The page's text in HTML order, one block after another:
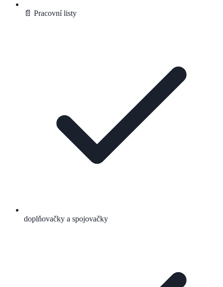
📄 Pracovní listy
doplňovačky a spojovačky